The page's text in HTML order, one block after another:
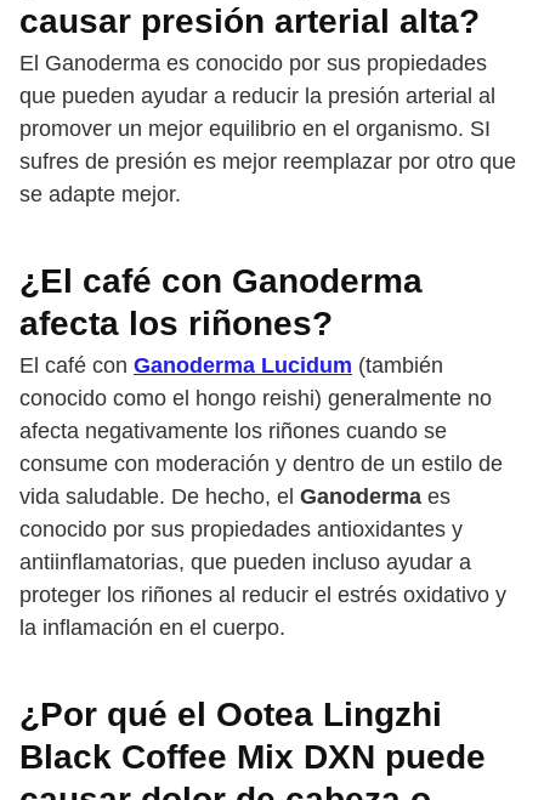
causar presión arterial alta?
El Ganoderma es conocido por sus propiedades
que pueden ayudar a reducir la presión arterial al
promover un mejor equilibrio en el organismo. SI
sufres de presión es mejor reemplazar por otro que
se adapte mejor.
¿El café con Ganoderma
afecta los riñones?
El café con Ganoderma Lucidum (también
conocido como el hongo reishi) generalmente no
afecta negativamente los riñones cuando se
consume con moderación y dentro de un estilo de
vida saludable. De hecho, el Ganoderma es
conocido por sus propiedades antioxidantes y
antiinflamatorias, que pueden incluso ayudar a
proteger los riñones al reducir el estrés oxidativo y
la inflamación en el cuerpo.
¿Por qué el Ootea Lingzhi
Black Coffee Mix DXN puede